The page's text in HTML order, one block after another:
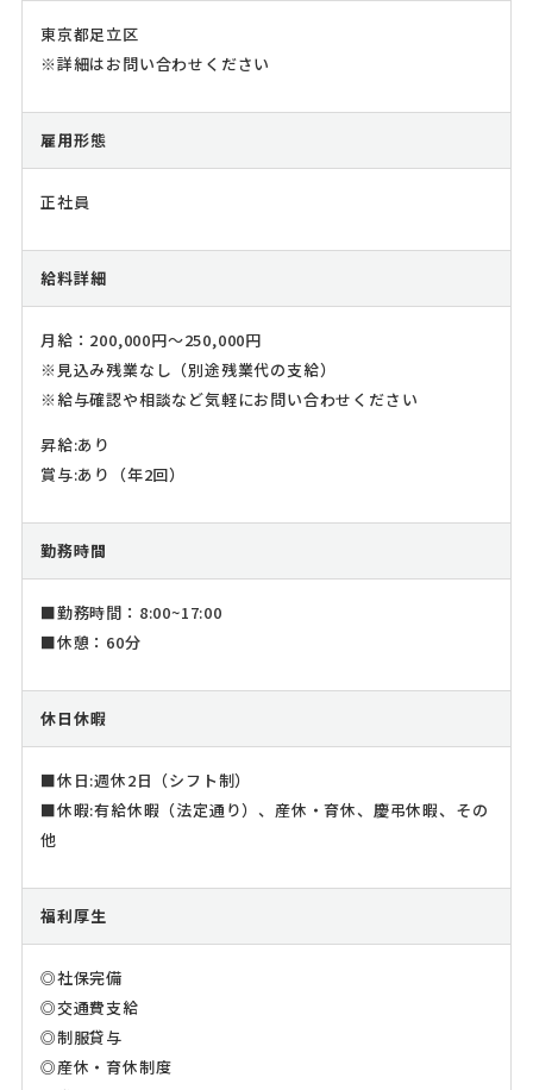
東京都足立区
※詳細はお問い合わせください
雇用形態
正社員
給料詳細
月給：200,000円～250,000円
※見込み残業なし（別途残業代の支給）
※給与確認や相談など気軽にお問い合わせください
昇給:あり
賞与:あり（年2回）
勤務時間
■勤務時間：8:00~17:00
■休憩：60分
休日休暇
■休日:週休2日（シフト制）
■休暇:有給休暇（法定通り）、産休・育休、慶弔休暇、その
他
福利厚生
◎社保完備
◎交通費支給
◎制服貸与
◎産休・育休制度